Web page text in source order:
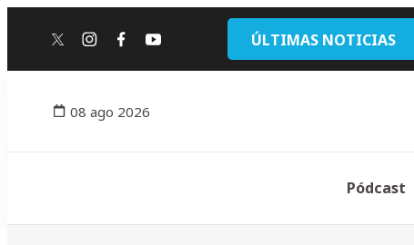
twitterinstagram
facebook
youtube ÚLTIMAS NOTICIAS
08 ago 2026
Pódcast